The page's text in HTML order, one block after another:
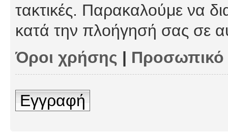
τακτικές. Παρακαλούμε να
κατά την πλοήγησή σας σε
Όροι χρήσης |
Εγγραφή